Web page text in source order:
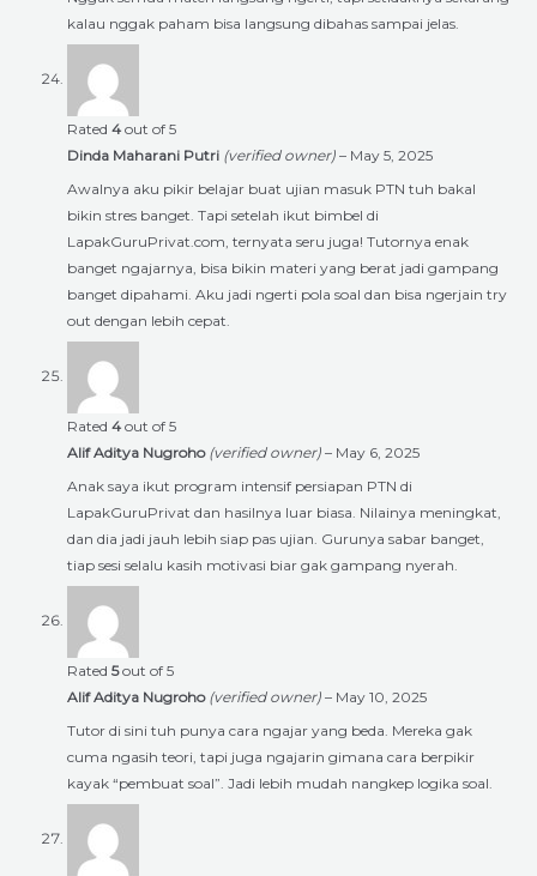
kalau nggak paham bisa langsung dibahas sampai jelas.
Rated 4 out of 5
Dinda Maharani Putri (verified owner) – May 5, 2025
Awalnya aku pikir belajar buat ujian masuk PTN tuh bakal
bikin stres banget. Tapi setelah ikut bimbel di
LapakGuruPrivat.com, ternyata seru juga! Tutornya enak
banget ngajarnya, bisa bikin materi yang berat jadi gampang
banget dipahami. Aku jadi ngerti pola soal dan bisa ngerjain try
out dengan lebih cepat.
Rated 4 out of 5
Alif Aditya Nugroho (verified owner) – May 6, 2025
Anak saya ikut program intensif persiapan PTN di
LapakGuruPrivat dan hasilnya luar biasa. Nilainya meningkat,
dan dia jadi jauh lebih siap pas ujian. Gurunya sabar banget,
tiap sesi selalu kasih motivasi biar gak gampang nyerah.
Rated 5out of 5
Alif Aditya Nugroho (verified owner) – May 10, 2025
Tutor di sini tuh punya cara ngajar yang beda. Mereka gak
cuma ngasih teori, tapi juga ngajarin gimana cara berpikir
kayak “pembuat soal”. Jadi lebih mudah nangkep logika soal.